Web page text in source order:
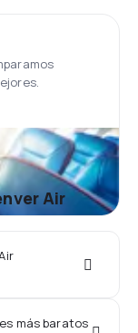
Air
más baratos